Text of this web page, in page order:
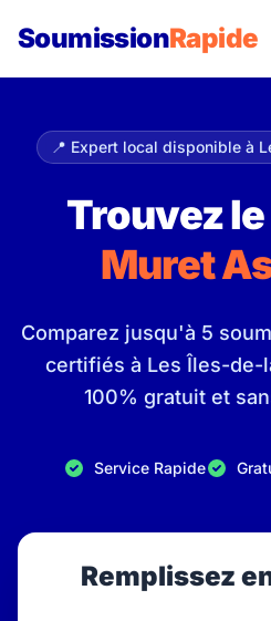
SoumissionRapide
📍 Expert local disponible à
Trouvez
Muret
Comparez jusqu'à 5
certifiés à Les Îles-de-
100% gratuit et
Service Rapide
Remplissez